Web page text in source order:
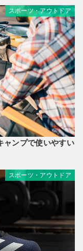
スポーツ・アウトドア
ャンプで使いやすい
スポーツ・アウトドア